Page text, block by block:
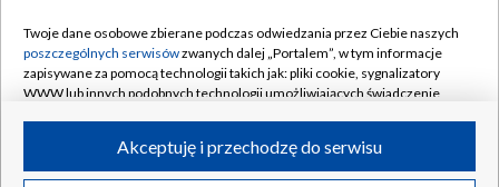
Rada Programowa
System NOS
Informacje o nadawcy
Program dla prasy
Kontakt
Kanały
©2026 Telewizja Polska S.A. w likwidacji
Twoje dane osobowe zbierane podczas odwiedzania przez Ciebie naszych
poszczególnych serwisówzwanych dalej „Portalem”, w tym informacje
zapisywane za pomocą technologii takich jak: pliki cookie, sygnalizatory
WWW lub innych podobnych technologii umożliwiających świadczenie
ruchu w Internecie.Akceptuję i przechodzę do serwisu